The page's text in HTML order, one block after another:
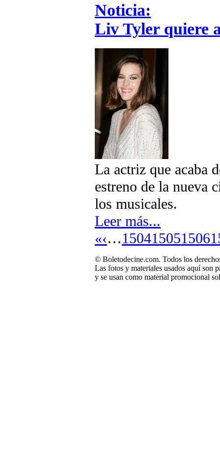
Noticia:
Liv Tyler quiere
La actriz que acaba
estreno de la nueva
los musicales.
Leer más...
«‹…150415051506
© Boletodecine.com. Todos los
Las fotos y materiales usados aquí son
y se usan como material promocional